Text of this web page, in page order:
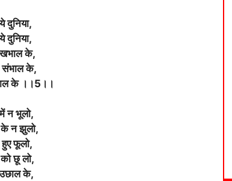
दुनिया,
दुनिया,
के,
संभाल के,
के ।।5।।
न भूलो,
के न झुलो,
फूलो,
छू लो,
उछाल के,